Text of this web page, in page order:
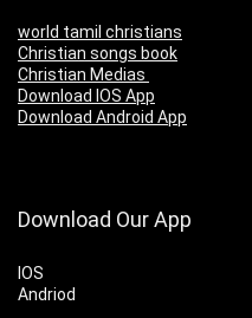
world tamil christians
Christian songs book
Christian Medias
Download IOS App
Download Android App
Download Our App
IOS
Andriod